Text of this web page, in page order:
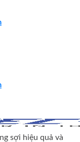
sợi hiệu quả và